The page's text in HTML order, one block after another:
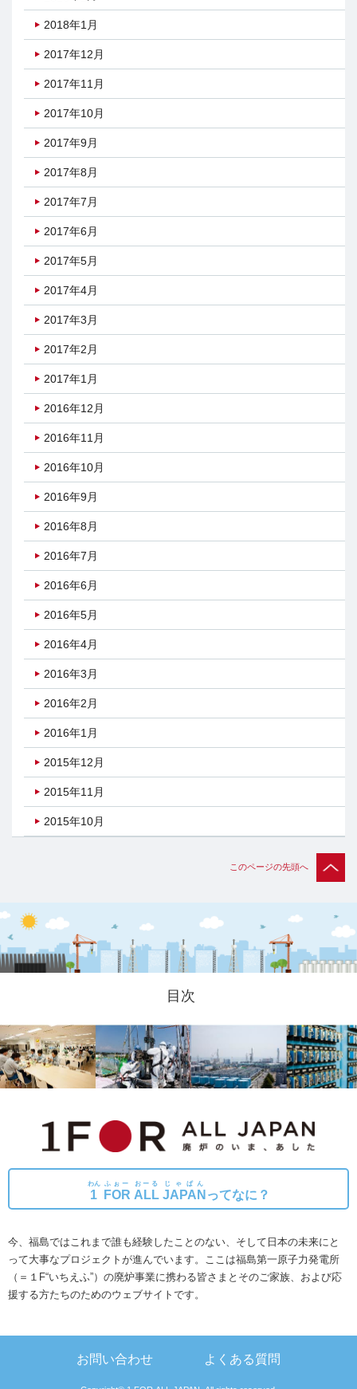
2018年1月
2017年12月
2017年11月
2017年10月
2017年9月
2017年8月
2017年7月
2017年6月
2017年5月
2017年4月
2017年3月
2017年2月
2017年1月
2016年12月
2016年11月
2016年10月
2016年9月
2016年8月
2016年7月
2016年6月
2016年5月
2016年4月
2016年3月
2016年2月
2016年1月
2015年12月
2015年11月
2015年10月
このページの先頭へ
目次
1
わん
FOR
ふぉー
ALL
おーる
JAPAN
じゃぱん
ってなに？
今、福島ではこれまで誰も経験したことのない、そして日本の未来にと
って大事なプロジェクトが進んでいます。 ここは福島第一原子力発電所
（＝１F“いちえふ”）の廃炉事業に携わる皆さまとそのご家族、および応
援する方たちのためのウェブサイトです。
お問い合わせ よくある質問